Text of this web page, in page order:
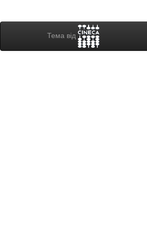
Тема від